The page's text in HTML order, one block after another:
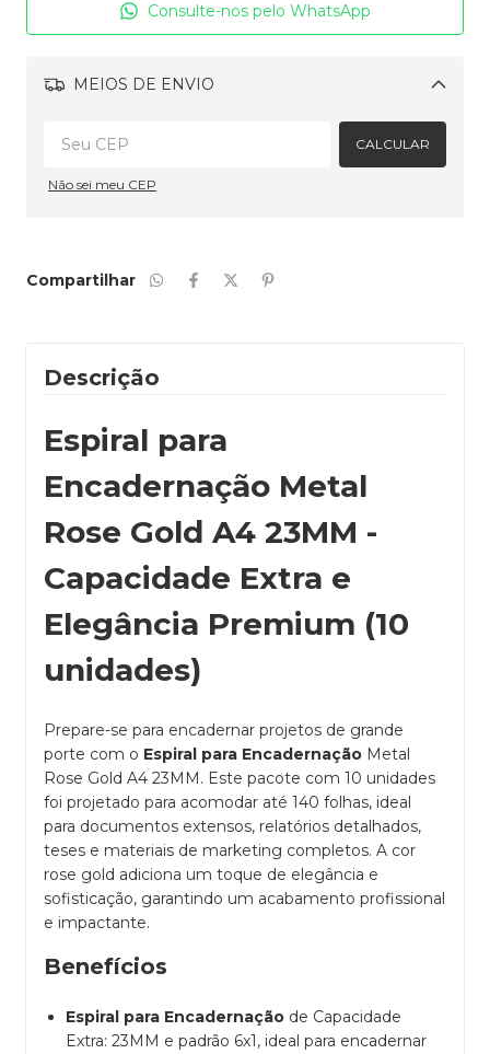
Consulte-nos pelo WhatsApp
MEIOS DE ENVIO
Alterar CEP
CALCULAR
Não sei meu CEP
Compartilhar
Descrição
Espiral para
Encadernação Metal
Rose Gold A4 23MM -
Capacidade Extra e
Elegância Premium (10
unidades)
Prepare-se para encadernar projetos de grande
porte com o Espiral para Encadernação Metal
Rose Gold A4 23MM. Este pacote com 10 unidades
foi projetado para acomodar até 140 folhas, ideal
para documentos extensos, relatórios detalhados,
teses e materiais de marketing completos. A cor
rose gold adiciona um toque de elegância e
sofisticação, garantindo um acabamento profissional
e impactante.
Benefícios
Espiral para Encadernação de Capacidade
Extra: 23MM e padrão 6x1, ideal para encadernar